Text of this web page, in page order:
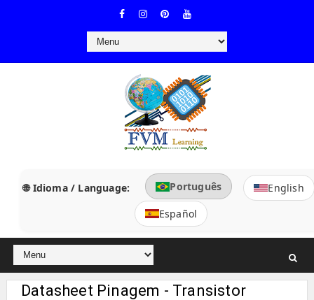
🌐 Idioma / Language: Português
English
Español
Datasheet Pinagem - Transistor